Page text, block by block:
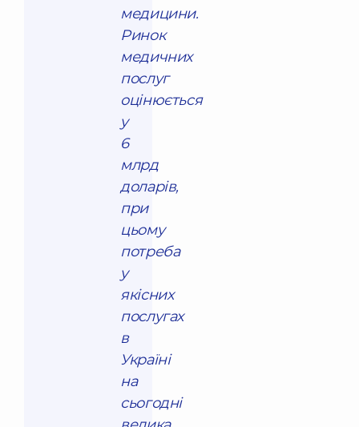
медицини.
Ринок
медичних
послуг
оцінюється
у
6
млрд
доларів,
при
цьому
потреба
у
якісних
послугах
в
Україні
на
сьогодні